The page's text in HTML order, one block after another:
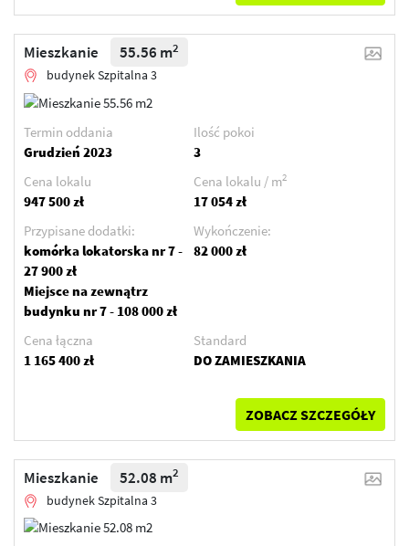
Mieszkanie 55.56 m2
budynek Szpitalna 3
Termin oddania
Grudzień 2023
Ilość pokoi
3
Cena lokalu
947 500 zł
Cena lokalu / m2
17 054 zł
Przypisane dodatki:
komórka lokatorska nr 7 -
27 900 zł
Miejsce na zewnątrz
budynku nr 7 - 108 000 zł
Wykończenie:
82 000 zł
Cena łączna
1 165 400 zł
Standard
DO ZAMIESZKANIA
ZOBACZ SZCZEGÓŁY
Mieszkanie 52.08 m2
budynek Szpitalna 3